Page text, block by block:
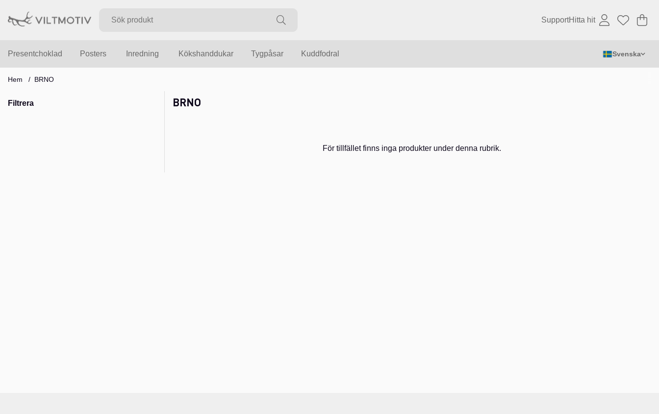
SupportHitta hit .
Presentchoklad Posters Inredning Kökshanddukar Tygpåsar Kuddfodral Svenska
Hem BRNO
Filtrera BRNO
För tillfället finns inga produkter under denna rubrik.